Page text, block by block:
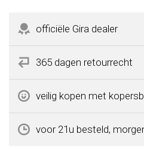
officiële Gira dealer
365 dagen retourrecht
veilig kopen met
voor 21u besteld,